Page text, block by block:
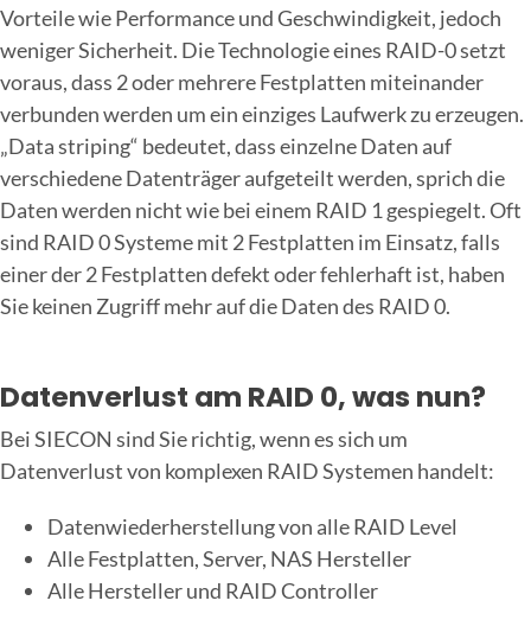
Vorteile wie Performance und Geschwindigkeit, jedoch
weniger Sicherheit. Die Technologie eines RAID-0 setzt
voraus, dass 2 oder mehrere Festplatten miteinander
verbunden werden um ein einziges Laufwerk zu erzeugen.
„Data striping“ bedeutet, dass einzelne Daten auf
verschiedene Datenträger aufgeteilt werden, sprich die
Daten werden nicht wie bei einem RAID 1 gespiegelt. Oft
sind RAID 0 Systeme mit 2 Festplatten im Einsatz, falls
einer der 2 Festplatten defekt oder fehlerhaft ist, haben
Sie keinen Zugriff mehr auf die Daten des RAID 0.
Datenverlust am RAID 0, was nun?
Bei SIECON sind Sie richtig, wenn es sich um
Datenverlust von komplexen RAID Systemen handelt:
Datenwiederherstellung von alle RAID Level
Alle Festplatten, Server, NAS Hersteller
Alle Hersteller und RAID Controller